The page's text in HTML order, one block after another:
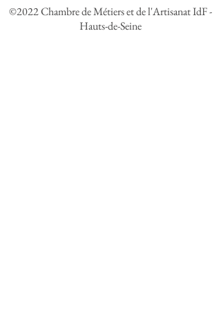
©2022 Chambre de Métiers et de l'Artisanat IdF -
Hauts-de-Seine